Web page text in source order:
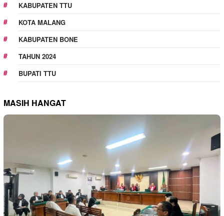
KABUPATEN TTU
KOTA MALANG
KABUPATEN BONE
TAHUN 2024
BUPATI TTU
MASIH HANGAT